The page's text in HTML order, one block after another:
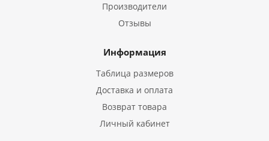
Производители
Отзывы
Информация
Таблица размеров
Доставка и оплата
Возврат товара
Личный кабинет